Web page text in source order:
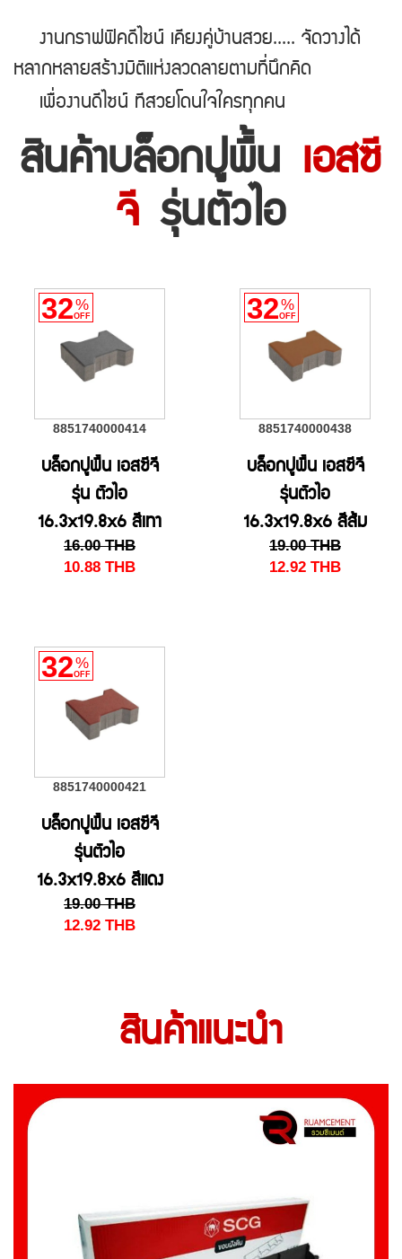
งานกราฟฟิคดีไซน์ เคียงคู่บ้านสวย..... จัดวางได้
หลากหลายสร้างมิติแห่งลวดลายตามที่นึกคิด
เพื่องานดีไซน์ ทีีสวยโดนใจใครทุกคน
สินค้าบล็อกปูพื้น เอสซี
จีรุ่นตัวไอ
32%
OFF
8851740000414
บล็อกปูพื้น เอสซีจี
รุ่น ตัวไอ
16.3x19.8x6 สีเทา
16.00 THB
10.88 THB
32%
OFF
8851740000438
บล็อกปูพื้น เอสซีจี
รุ่นตัวไอ
16.3x19.8x6 สีส้ม
19.00 THB
12.92 THB
32%
OFF
8851740000421
บล็อกปูพื้น เอสซีจี
รุ่นตัวไอ
16.3x19.8x6 สีแดง
19.00 THB
12.92 THB
สินค้าแนะนำ